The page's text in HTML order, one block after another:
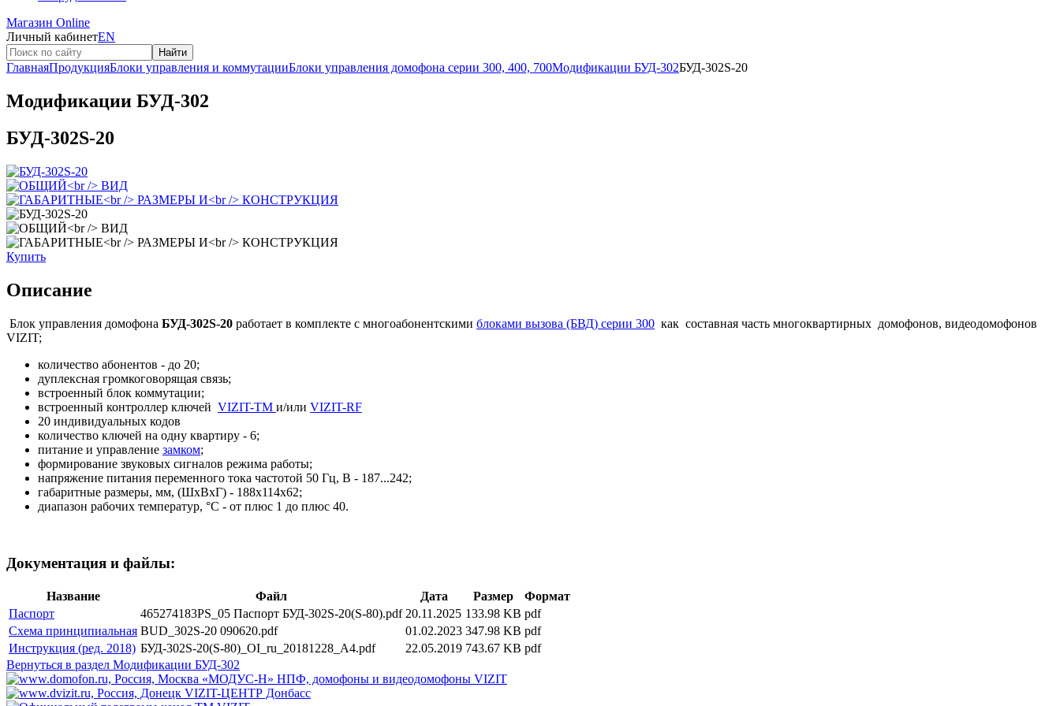
Магазин Online
Личный кабинетEN
Найти
ГлавнаяПродукцияБлоки управления и коммутацииБлоки управления домофона серии 300, 400, 700Модификации БУД-302БУД-302S-20
Модификации БУД-302
БУД-302S-20
Купить
Описание
Блок управления домофона БУД-302S-20 работает в комплекте с многоабонентскими блоками вызова (БВД) серии 300 как составная часть многоквартирных домофонов, видеодомофонов
VIZIT;
количество абонентов - до 20;
дуплексная громкоговорящая связь;
встроенный блок коммутации;
встроенный контроллер ключей VIZIT-TM и/или VIZIT-RF
20 индивидуальных кодов
количество ключей на одну квартиру - 6;
питание и управление замком;
формирование звуковых сигналов режима работы;
напряжение питания переменного тока частотой 50 Гц, В - 187...242;
габаритные размеры, мм, (ШхВхГ) - 188х114х62;
диапазон рабочих температур, °C - от плюс 1 до плюс 40.
Документация и файлы:
Название Файл Дата Размер
Формат
Паспорт
465274183PS_05 Паспорт БУД-302S-20(S-80).pdf 20.11.2025 133.98 KB pdf
Схема принципиальная BUD_302S-20 090620.pdf 01.02.2023 347.98 KB pdf
Инструкция (ред. 2018) БУД-302S-20(S-80)_OI_ru_20181228_A4.pdf 22.05.2019 743.67 KB pdf
Вернуться в раздел Модификации БУД-302